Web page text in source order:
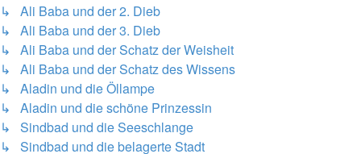
↳ Ali Baba und der 2. Dieb
↳ Ali Baba und der 3. Dieb
↳ Ali Baba und der Schatz der Weisheit
↳ Ali Baba und der Schatz des Wissens
↳ Aladin und die Öllampe
↳ Aladin und die schöne Prinzessin
↳ Sindbad und die Seeschlange
↳ Sindbad und die belagerte Stadt